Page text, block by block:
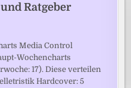
Ratgeber
Media Control
Wochencharts
17). Diese verteilen
Hardcover: 5